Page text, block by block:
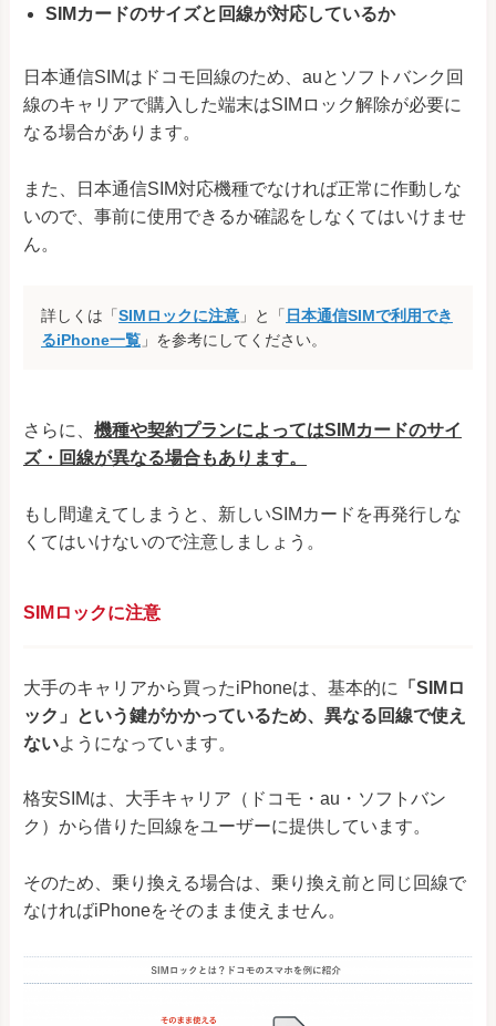
SIMカードのサイズと回線が対応しているか
日本通信SIMはドコモ回線のため、auとソフトバンク回
線のキャリアで購入した端末はSIMロック解除が必要に
なる場合があります。
また、日本通信SIM対応機種でなければ正常に作動しな
いので、事前に使用できるか確認をしなくてはいけませ
ん。
詳しくは「SIMロックに注意 」と「 日本通信SIMで利用でき
るiPhone一覧 」を参考にしてください。
さらに、 機種や契約プランによってはSIMカードのサイ
ズ・回線が異なる場合もあります。
もし間違えてしまうと、新しいSIMカードを再発行しな
くてはいけないので注意しましょう。
SIMロックに注意
大手のキャリアから買ったiPhoneは、基本的に
「SIMロ
ック」という鍵がかかっているため、異なる回線で使え
ないようになっています。
格安SIMは、大手キャリア（ドコモ・au・ソフトバン
ク）から借りた回線をユーザーに提供しています。
そのため、乗り換える場合は、乗り換え前と同じ回線で
なければiPhoneをそのまま使えません。